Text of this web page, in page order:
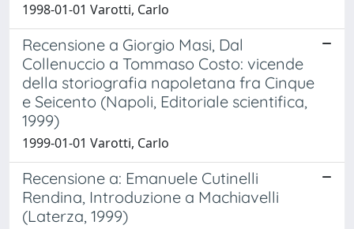
1998-01-01 Varotti, Carlo
Recensione a Giorgio Masi, Dal
Collenuccio a Tommaso Costo: vicende
della storiografia napoletana fra Cinque
e Seicento (Napoli, Editoriale scientifica,
1999)
1999-01-01 Varotti, Carlo
Recensione a: Emanuele Cutinelli
Rendina, Introduzione a Machiavelli
(Laterza, 1999)